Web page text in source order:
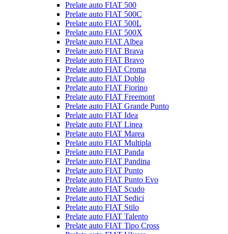
Prelate auto FIAT 500
Prelate auto FIAT 500C
Prelate auto FIAT 500L
Prelate auto FIAT 500X
Prelate auto FIAT Albea
Prelate auto FIAT Brava
Prelate auto FIAT Bravo
Prelate auto FIAT Croma
Prelate auto FIAT Doblo
Prelate auto FIAT Fiorino
Prelate auto FIAT Freemont
Prelate auto FIAT Grande Punto
Prelate auto FIAT Idea
Prelate auto FIAT Linea
Prelate auto FIAT Marea
Prelate auto FIAT Multipla
Prelate auto FIAT Panda
Prelate auto FIAT Pandina
Prelate auto FIAT Punto
Prelate auto FIAT Punto Evo
Prelate auto FIAT Scudo
Prelate auto FIAT Sedici
Prelate auto FIAT Stilo
Prelate auto FIAT Talento
Prelate auto FIAT Tipo Cross